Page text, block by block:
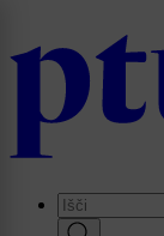
main